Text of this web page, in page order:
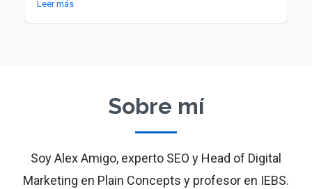
Leer más
Sobre mí
Soy Alex Amigo, experto SEO y Head of Digital
Marketing en Plain Concepts y profesor en IEBS.